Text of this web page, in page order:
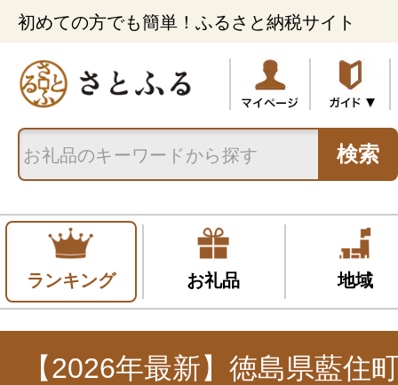
初めての方でも簡単！ふるさと納税サイト
検索
ランキング お礼品 地域
【2026年最新】徳島県藍住